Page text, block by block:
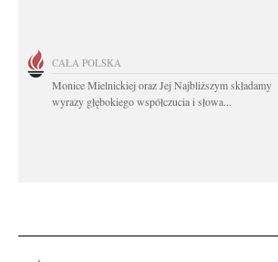
CAŁA POLSKA
Monice Mielnickiej oraz Jej Najbliższym składamy
wyrazy głębokiego współczucia i słowa...